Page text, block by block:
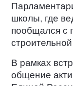
школы, где
пообщался с
В рамках
общение